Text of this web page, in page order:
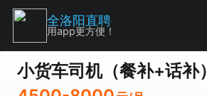
小货车司机（餐补+话补）
全洛阳直聘
用app更方便！